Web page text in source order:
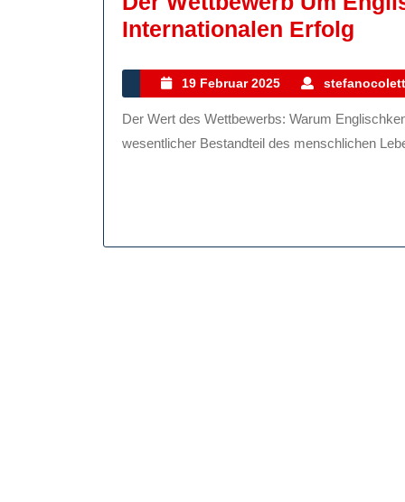
Internationalen Erfolg
Um
19 Februar 2025
19
Februar
2025
Der Wert des Wettbewerbs: Warum Englischkenntnisse entscheidend sind Wettbewerb ist ein
wesentlicher Bestandteil des menschlichen